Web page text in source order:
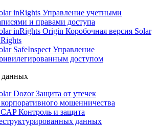
inRights Управление учетными
и правами доступа
inRights Origin Коробочная версия Solar
SafeInspect Управление
доступом
данных
DozorЗащита от утечек
мошенничества
Контроль и защита
данных